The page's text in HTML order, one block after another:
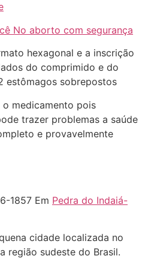
No aborto com segurança
hexagonal e a inscrição
do comprimido e do
estômagos sobrepostos
medicamento pois
trazer problemas a saúde
e provavelmente
1857 Em Pedra do Indaiá-
cidade localizada no
região sudeste do Brasil.
em
dúvida já é uma
www.proaborto.com)
preparada em varias